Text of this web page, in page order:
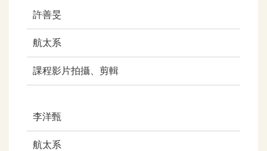
許善旻
航太系
課程影片拍攝、剪輯
李洋甄
航太系